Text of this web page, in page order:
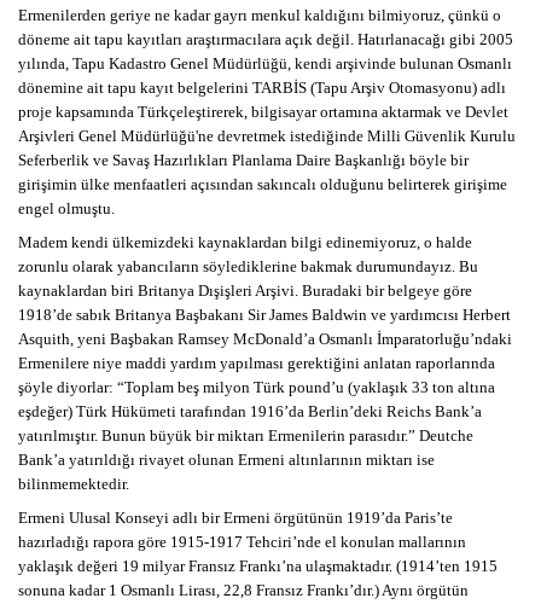
Ermenilerden geriye ne kadar gayrı menkul kaldığını bilmiyoruz, çünkü o
döneme ait tapu kayıtları araştırmacılara açık değil. Hatırlanacağı gibi 2005
yılında, Tapu Kadastro Genel Müdürlüğü, kendi arşivinde bulunan Osmanlı
dönemine ait tapu kayıt belgelerini TARBİS (Tapu Arşiv Otomasyonu) adlı
proje kapsamında Türkçeleştirerek, bilgisayar ortamına aktarmak ve Devlet
Arşivleri Genel Müdürlüğü'ne devretmek istediğinde Milli Güvenlik Kurulu
Seferberlik ve Savaş Hazırlıkları Planlama Daire Başkanlığı böyle bir
girişimin ülke menfaatleri açısından sakıncalı olduğunu belirterek girişime
engel olmuştu.
Madem kendi ülkemizdeki kaynaklardan bilgi edinemiyoruz, o halde
zorunlu olarak yabancıların söylediklerine bakmak durumundayız. Bu
kaynaklardan biri Britanya Dışişleri Arşivi. Buradaki bir belgeye göre
1918’de sabık Britanya Başbakanı Sir James Baldwin ve yardımcısı Herbert
Asquith, yeni Başbakan Ramsey McDonald’a Osmanlı İmparatorluğu’ndaki
Ermenilere niye maddi yardım yapılması gerektiğini anlatan raporlarında
şöyle diyorlar: “Toplam beş milyon Türk pound’u (yaklaşık 33 ton altına
eşdeğer) Türk Hükümeti tarafından 1916’da Berlin’deki Reichs Bank’a
yatırılmıştır. Bunun büyük bir miktarı Ermenilerin parasıdır.” Deutche
Bank’a yatırıldığı rivayet olunan Ermeni altınlarının miktarı ise
bilinmemektedir.
Ermeni Ulusal Konseyi adlı bir Ermeni örgütünün 1919’da Paris’te
hazırladığı rapora göre 1915-1917 Tehciri’nde el konulan mallarının
yaklaşık değeri 19 milyar Fransız Frankı’na ulaşmaktadır. (1914’ten 1915
sonuna kadar 1 Osmanlı Lirası, 22,8 Fransız Frankı’dır.) Aynı örgütün